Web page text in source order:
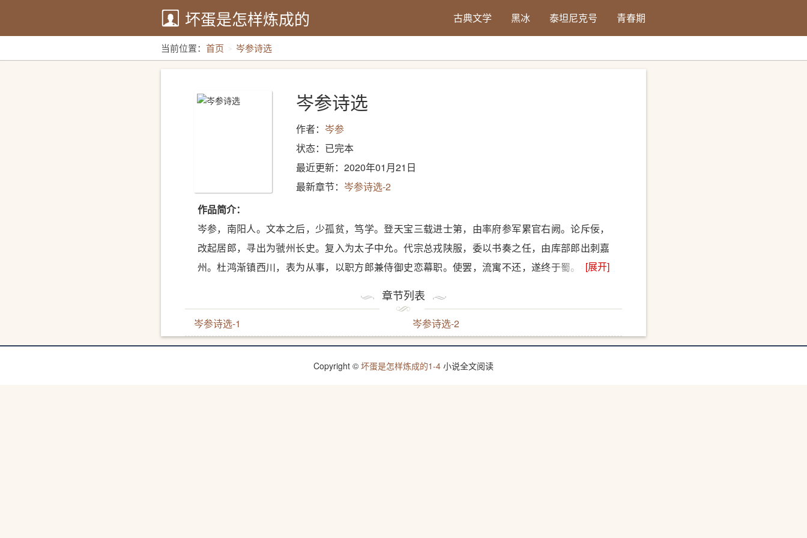
坏蛋是怎样炼成的 古典文学 黑冰 泰坦尼克号 青春期
当前位置： 首页 岑参诗选
岑参诗选
作者： 岑参
状态：已完本
最近更新：2020年01月21日
最新章节： 岑参诗选-2
作品简介：
岑参，南阳人。文本之后，少孤贫，笃学。登天宝三载进士第，由率府参军累官右阙。论斥佞，
改起居郎，寻出为虢州长史。复入为太子中允。代宗总戎陕服，委以书奏之任，由库部郎出刺嘉
州。杜鸿渐镇西川，表为从事，以职方郎兼侍御史恋幕职。使罢，流寓不还，遂终于蜀。参诗辞
[展开]
章节列表
岑参诗选-1 岑参诗选-2
Copyright © 坏蛋是怎样炼成的1-4 小说全文阅读